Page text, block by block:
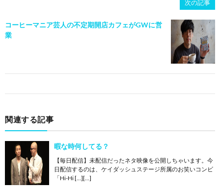
次の記事
コーヒーマニア芸人の不定期開店カフェがGWに営
業
関連する記事
暇な時何してる？
【毎日配信】未配信だったネタ映像を公開しちゃいます。今
日配信するのは、ケイダッシュステージ所属のお笑いコンビ
「Hi-Hi […][…]